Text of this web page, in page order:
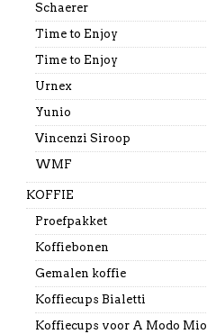
Schaerer
Time to Enjoy
Time to Enjoy
Urnex
Yunio
Vincenzi Siroop
WMF
KOFFIE
Proefpakket
Koffiebonen
Gemalen koffie
Koffiecups Bialetti
Koffiecups voor A Modo Mio